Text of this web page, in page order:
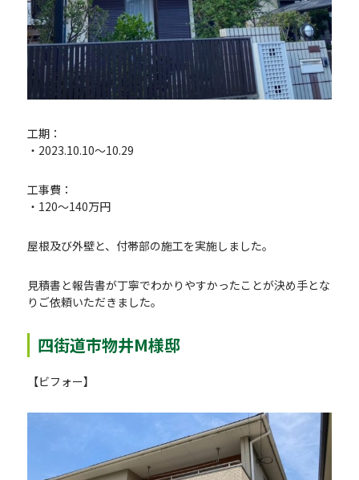
工期：
・2023.10.10〜10.29
工事費：
・120～140万円
屋根及び外壁と、付帯部の施工を実施しました。
見積書と報告書が丁寧でわかりやすかったことが決め手とな
りご依頼いただきました。
四街道市物井M様邸
【ビフォー】